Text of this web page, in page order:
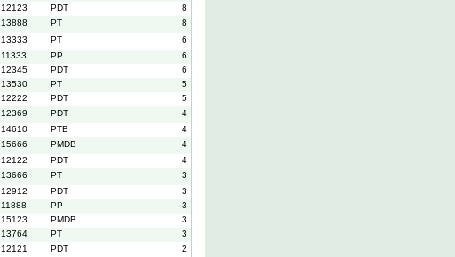
12123 PDT
8
13888 PT
8
13333 PT
6
11333 PP
6
12345 PDT
6
13530 PT
5
12222 PDT
5
12369 PDT
4
14610 PTB
4
15666 PMDB
4
12122 PDT
4
13666 PT
3
12912 PDT
3
11888 PP
3
15123 PMDB
3
13764 PT
3
12121 PDT
2